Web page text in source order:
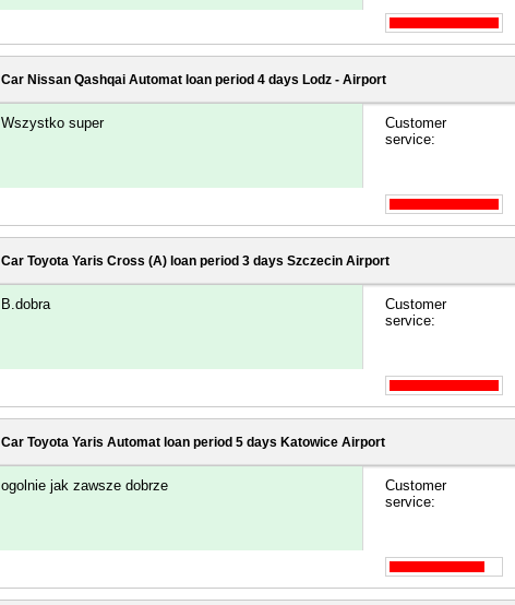
Car Nissan Qashqai Automat loan period 4 days Lodz - Airport
Wszystko super
Customer
service:
Car Toyota Yaris Cross (A) loan period 3 days Szczecin Airport
B.dobra
Customer
service:
Car Toyota Yaris Automat loan period 5 days Katowice Airport
ogolnie jak zawsze dobrze
Customer
service: